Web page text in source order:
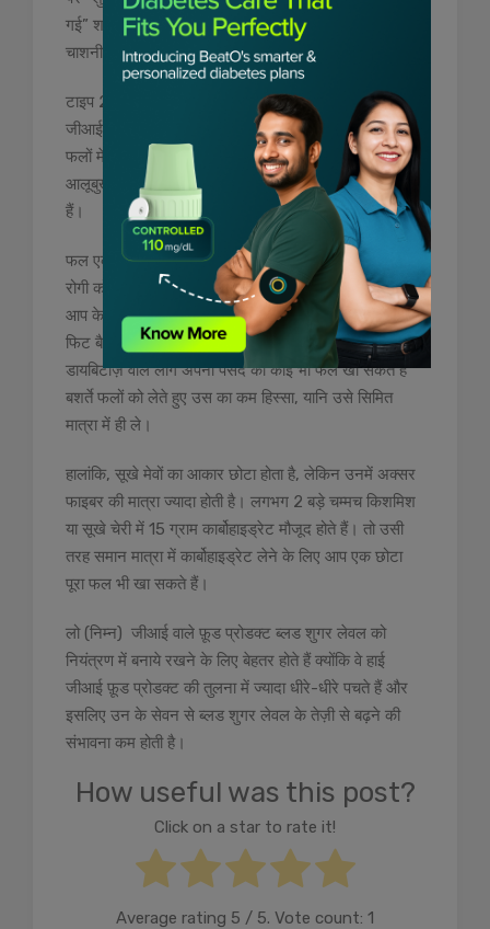
गई” शब्द ज़रूर देखें। ऐसे फलों से बचें जो जमे हुए हैं या मोटी
चाशनी में पैक्ड हैं।
टाइप 2 डायबिटीज़ को मैनेज करने के लिए अपनी डाइट में कम
जीआई वाले फलों को शामिल करें। कम ग्लाइसेमिक इंडेक्स वाले
फलों में चेरी, प्रून, अंगूर, सूखे खुबानी, आड़ू, सेब, स्ट्रॉबेरी,
आलूबुखारा, अमरूद, पपीता, कीवी, अनानास और अंजीर शामिल
हैं।
फल एक संतुलित आहार का ज़रूरी हिस्सा है, और एक डायबिटीज़
रोगी को आम तौर पर इससे बचना नहीं चाहिए। जब तक कि यह
आप के दैनिक आहार योजना के कार्बोहाइड्रेट “बजट” के अंदर
फिट बैठता है और किसी व्यक्ति को फलों से एलर्जी नहीं होती है।
डायबिटीज़ वाले लोग अपनी पसंद का कोई भी फल खा सकते हैं
बशर्ते फलों को लेते हुए उस का कम हिस्सा, यानि उसे सिमित
मात्रा में ही ले।
हालांकि, सूखे मेवों का आकार छोटा होता है, लेकिन उनमें अक्सर
फाइबर की मात्रा ज्यादा होती है। लगभग 2 बड़े चम्मच किशमिश
या सूखे चेरी में 15 ग्राम कार्बोहाइड्रेट मौजूद होते हैं। तो उसी
तरह समान मात्रा में कार्बोहाइड्रेट लेने के लिए आप एक छोटा
पूरा फल भी खा सकते हैं।
लो (निम्न) जीआई वाले फ़ूड प्रोडक्ट ब्लड शुगर लेवल को
नियंत्रण में बनाये रखने के लिए बेहतर होते हैं क्योंकि वे हाई
जीआई फ़ूड प्रोडक्ट की तुलना में ज्यादा धीरे-धीरे पचते हैं और
इसलिए उन के सेवन से ब्लड शुगर लेवल के तेज़ी से बढ़ने की
संभावना कम होती है।
How useful was this post?
Click on a star to rate it!
Average rating 5 / 5. Vote count: 1